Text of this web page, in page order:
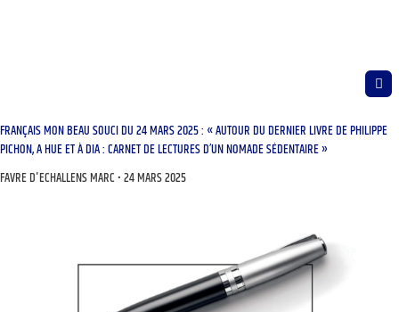
FRANÇAIS MON BEAU SOUCI DU 24 MARS 2025 : « AUTOUR DU DERNIER LIVRE DE PHILIPPE
PICHON, A HUE ET À DIA : CARNET DE LECTURES D’UN NOMADE SÉDENTAIRE »
FAVRE D'ECHALLENS MARC 24 MARS 2025